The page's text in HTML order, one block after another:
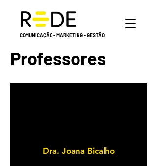
COMUNICAÇÃO - MARKETING - GESTÃO
Professores
Dra. Joana Bicalho